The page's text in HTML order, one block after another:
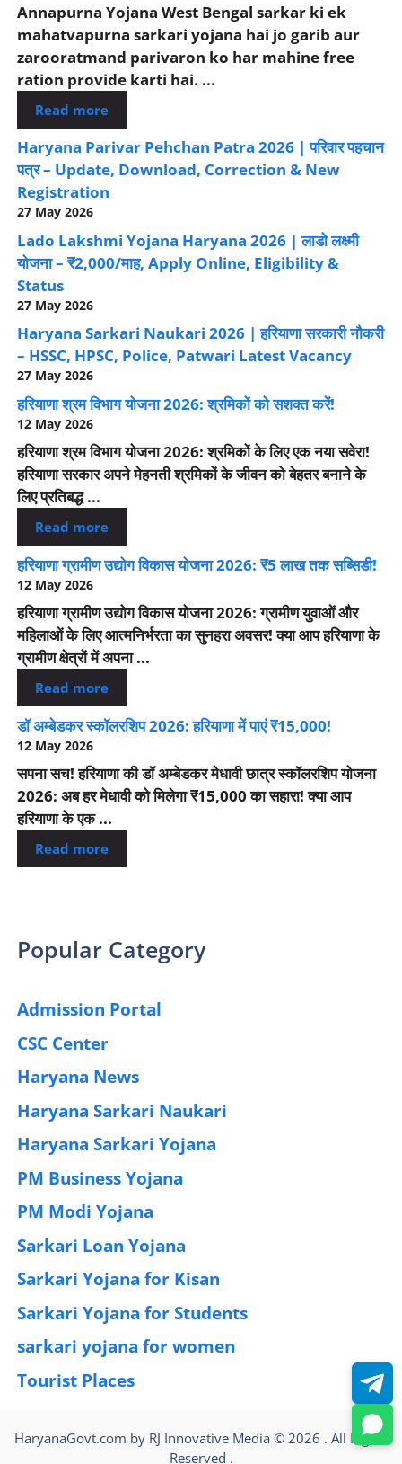
Annapurna Yojana West Bengal sarkar ki ek
mahatvapurna sarkari yojana hai jo garib aur
zarooratmand parivaron ko har mahine free
ration provide karti hai. ...
Read more
Haryana Parivar Pehchan Patra 2026 | परिवार पहचान
पत्र – Update, Download, Correction & New
Registration
27 May 2026
Lado Lakshmi Yojana Haryana 2026 | लाडो लक्ष्मी
योजना – ₹2,000/माह, Apply Online, Eligibility &
Status
27 May 2026
Haryana Sarkari Naukari 2026 | हरियाणा सरकारी नौकरी
– HSSC, HPSC, Police, Patwari Latest Vacancy
27 May 2026
हरियाणा श्रम विभाग योजना 2026: श्रमिकों को सशक्त करें!
12 May 2026
हरियाणा श्रम विभाग योजना 2026: श्रमिकों के लिए एक नया सवेरा!
हरियाणा सरकार अपने मेहनती श्रमिकों के जीवन को बेहतर बनाने के
लिए प्रतिबद्ध ...
Read more
हरियाणा ग्रामीण उद्योग विकास योजना 2026: ₹5 लाख तक सब्सिडी!
12 May 2026
हरियाणा ग्रामीण उद्योग विकास योजना 2026: ग्रामीण युवाओं और
महिलाओं के लिए आत्मनिर्भरता का सुनहरा अवसर! क्या आप हरियाणा के
ग्रामीण क्षेत्रों में अपना ...
Read more
डॉ अम्बेडकर स्कॉलरशिप 2026: हरियाणा में पाएं ₹15,000!
12 May 2026
सपना सच! हरियाणा की डॉ अम्बेडकर मेधावी छात्र स्कॉलरशिप योजना
2026: अब हर मेधावी को मिलेगा ₹15,000 का सहारा! क्या आप
हरियाणा के एक ...
Read more
Popular Category
Admission Portal
CSC Center
Haryana News
Haryana Sarkari Naukari
Haryana Sarkari Yojana
PM Business Yojana
PM Modi Yojana
Sarkari Loan Yojana
Sarkari Yojana for Kisan
Sarkari Yojana for Students
sarkari yojana for women
Tourist Places
HaryanaGovt.com by RJ Innovative Media © 2026 . All Rights
Reserved .